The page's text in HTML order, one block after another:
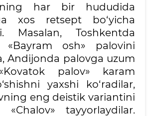
har bir hududida
xos retsept bo‘yicha
Masalan, Toshkentda
«Bayram osh» palovini
Andijonda palovga uzum
palov» karam
yaxshi ko‘radilar,
eng deistik variantini
«Chalov» tayyorlaydilar.